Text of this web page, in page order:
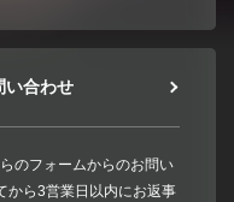
い合わせ
のフォームからのお問い
から3営業日以内にお返事